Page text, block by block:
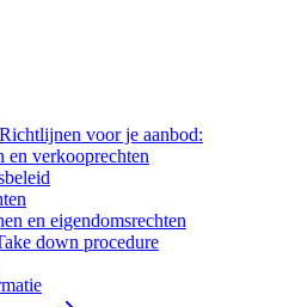
Richtlijnen voor je aanbod:
en verkooprechten
en eigendomsrechten
down procedure